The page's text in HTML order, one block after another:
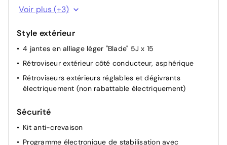
Eclairage du coffre à bagages
en tissu "Fusion"
Pack Confort
Voir plus (+3)
Style extérieur
4 jantes en alliage léger "Blade" 5J x 15
Rétroviseur extérieur côté conducteur, asphérique
Rétroviseurs extérieurs réglables et dégivrants
électriquement (non rabattable électriquement)
Sécurité
Kit anti-crevaison
Programme électronique de stabilisation avec